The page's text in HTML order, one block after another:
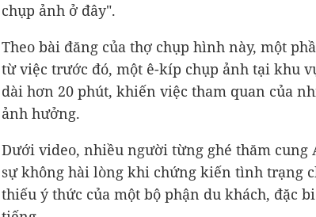
chụp ảnh ở đây".
Theo bài đăng của thợ chụp hình này, một
từ việc trước đó, một ê-kíp chụp ảnh tại khu
dài hơn 20 phút, khiến việc tham quan của
ảnh hưởng.
Dưới video, nhiều người từng ghé thăm cung
sự không hài lòng khi chứng kiến tình trạng
thiếu ý thức của một bộ phận du khách, đặc